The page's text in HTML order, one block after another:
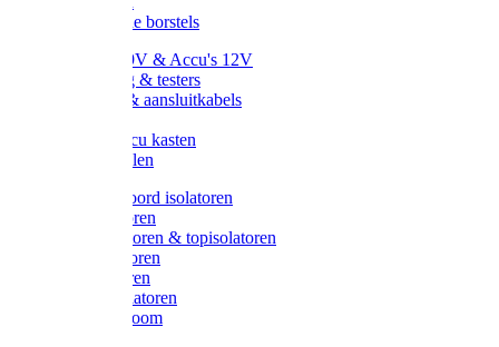
Hygienische borstels
Batterijen 9V & Accu's 12V
Beveiliging & testers
Kabelsets & aansluitkabels
Metalen accu kasten
Zonnepanelen
Draad & koord isolatoren
Ringisolatoren
Extra isolatoren & topisolatoren
Hoekisolatoren
Lintisolatoren
Afstandisolatoren
Isolatorenboom